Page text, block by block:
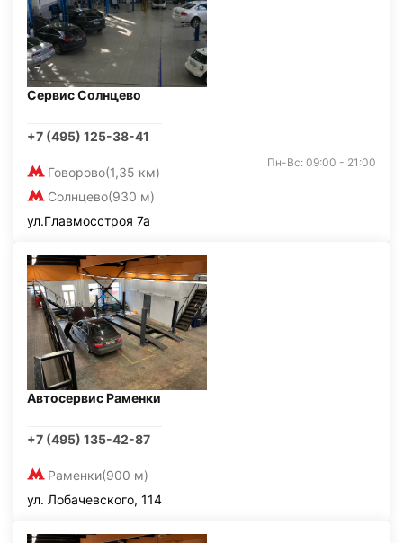
Сервис Солнцево
+7 (495) 125-38-41
Говорово(1,35 км)
Солнцево(930 м)
Пн-Вс: 09:00 - 21:00
ул.Главмосстроя 7а
Автосервис Раменки
+7 (495) 135-42-87
Раменки(900 м)
ул. Лобачевского, 114